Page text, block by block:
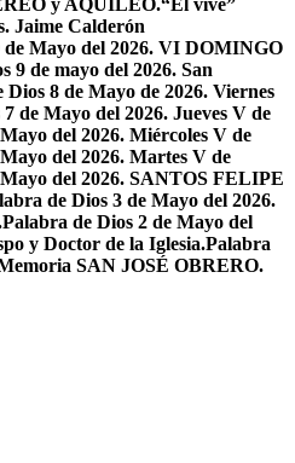
y AQUILEO.“El vive”
Jaime Calderón
de Mayo del 2026. VI DOMINGO
9 de mayo del 2026. San
Dios 8 de Mayo de 2026. Viernes
de Mayo del 2026. Jueves V de
del 2026. Miércoles V de
del 2026. Martes V de
del 2026. SANTOS FELIPE
de Dios 3 de Mayo del 2026.
Palabra de Dios 2 de Mayo del
y Doctor de la Iglesia.Palabra
SAN JOSÉ OBRERO.